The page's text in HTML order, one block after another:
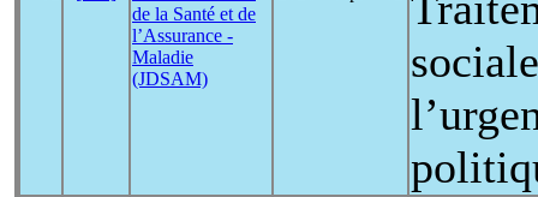
de la Santé et de
l’Assurance -
Maladie
(JDSAM)